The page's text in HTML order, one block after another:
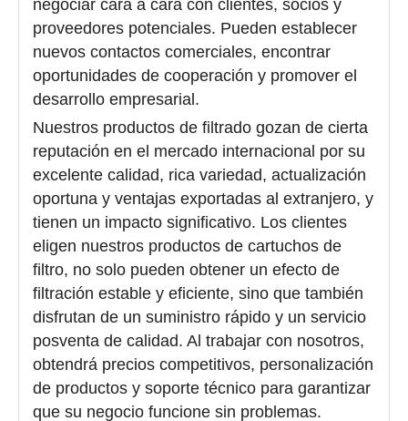
negociar cara a cara con clientes, socios y
proveedores potenciales. Pueden establecer
nuevos contactos comerciales, encontrar
oportunidades de cooperación y promover el
desarrollo empresarial.
Nuestros productos de filtrado gozan de cierta
reputación en el mercado internacional por su
excelente calidad, rica variedad, actualización
oportuna y ventajas exportadas al extranjero, y
tienen un impacto significativo. Los clientes
eligen nuestros productos de cartuchos de
filtro, no solo pueden obtener un efecto de
filtración estable y eficiente, sino que también
disfrutan de un suministro rápido y un servicio
posventa de calidad. Al trabajar con nosotros,
obtendrá precios competitivos, personalización
de productos y soporte técnico para garantizar
que su negocio funcione sin problemas.